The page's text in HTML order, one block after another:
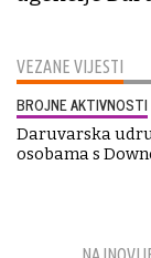
VEZANE VIJESTI
BROJNE AKTIVNOSTI
Daruvarska
osobama s